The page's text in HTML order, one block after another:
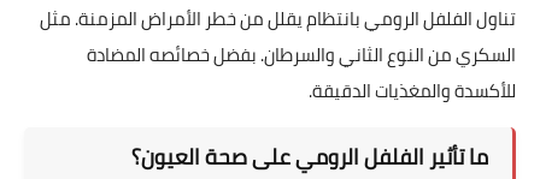
تناول الفلفل الرومي بانتظام يقلل من خطر الأمراض المزمنة. مثل
السكري من النوع الثاني والسرطان. بفضل خصائصه المضادة
للأكسدة والمغذيات الدقيقة.
ما تأثير الفلفل الرومي على صحة العيون؟